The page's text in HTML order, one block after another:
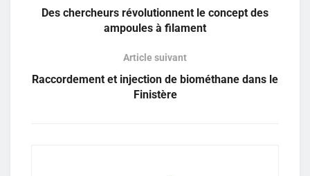
Des chercheurs révolutionnent le concept des
ampoules à filament
Article suivant
Raccordement et injection de biométhane dans le
Finistère